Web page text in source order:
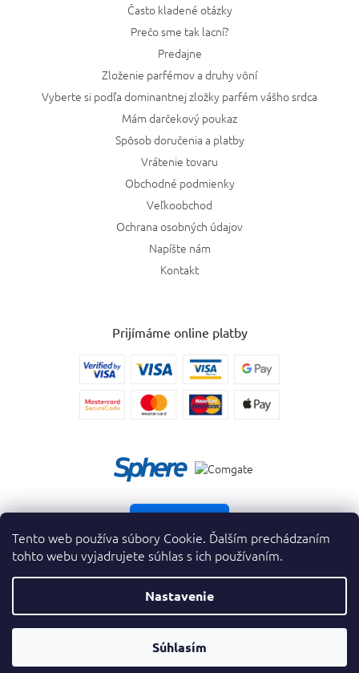
Tento web používa súbory Cookie. Ďalším prechádzaním
tohto webu vyjadrujete súhlas s ich používaním.
Nastavenie
Súhlasím
Často kladené otázky
Prečo sme tak lacní?
Predajne
Zloženie parfémov a druhy vôní
Vyberte si podľa dominantnej zložky parfém vášho srdca
Mám darčekový poukaz
Spôsob doručenia a platby
Vrátenie tovaru
Obchodné podmienky
Veľkoobchod
Ochrana osobných údajov
Napíšte nám
Kontakt
Prijímáme online platby
Vytvoril Shoptet Premium
Copyright 2026krasnevone.sk. Všetky práva vyhradené.
Prevodník
Parfumov